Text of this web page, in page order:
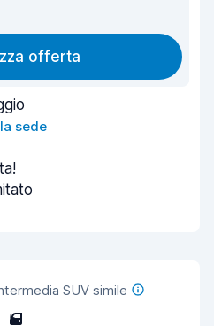
offerta
sede
SUV simile
5